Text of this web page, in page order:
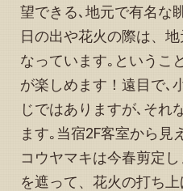
2025.09.10
トップページ下方の「観光情
らせ」を更新しました
2025.08.21
「予約状況」お知らせページ
月）を更新いたしました
2025.08.21
トップページ下方の「観光情
らせ」を更新しました
2025.08.21
望できる､地元で有名な
日の出や花火の際は、
なっています｡というこ
が楽しめます！遠目で､
じではありますが､それ
ます｡当宿2F客室から見
コウヤマキは今春剪定
を遮って、花火の打ち